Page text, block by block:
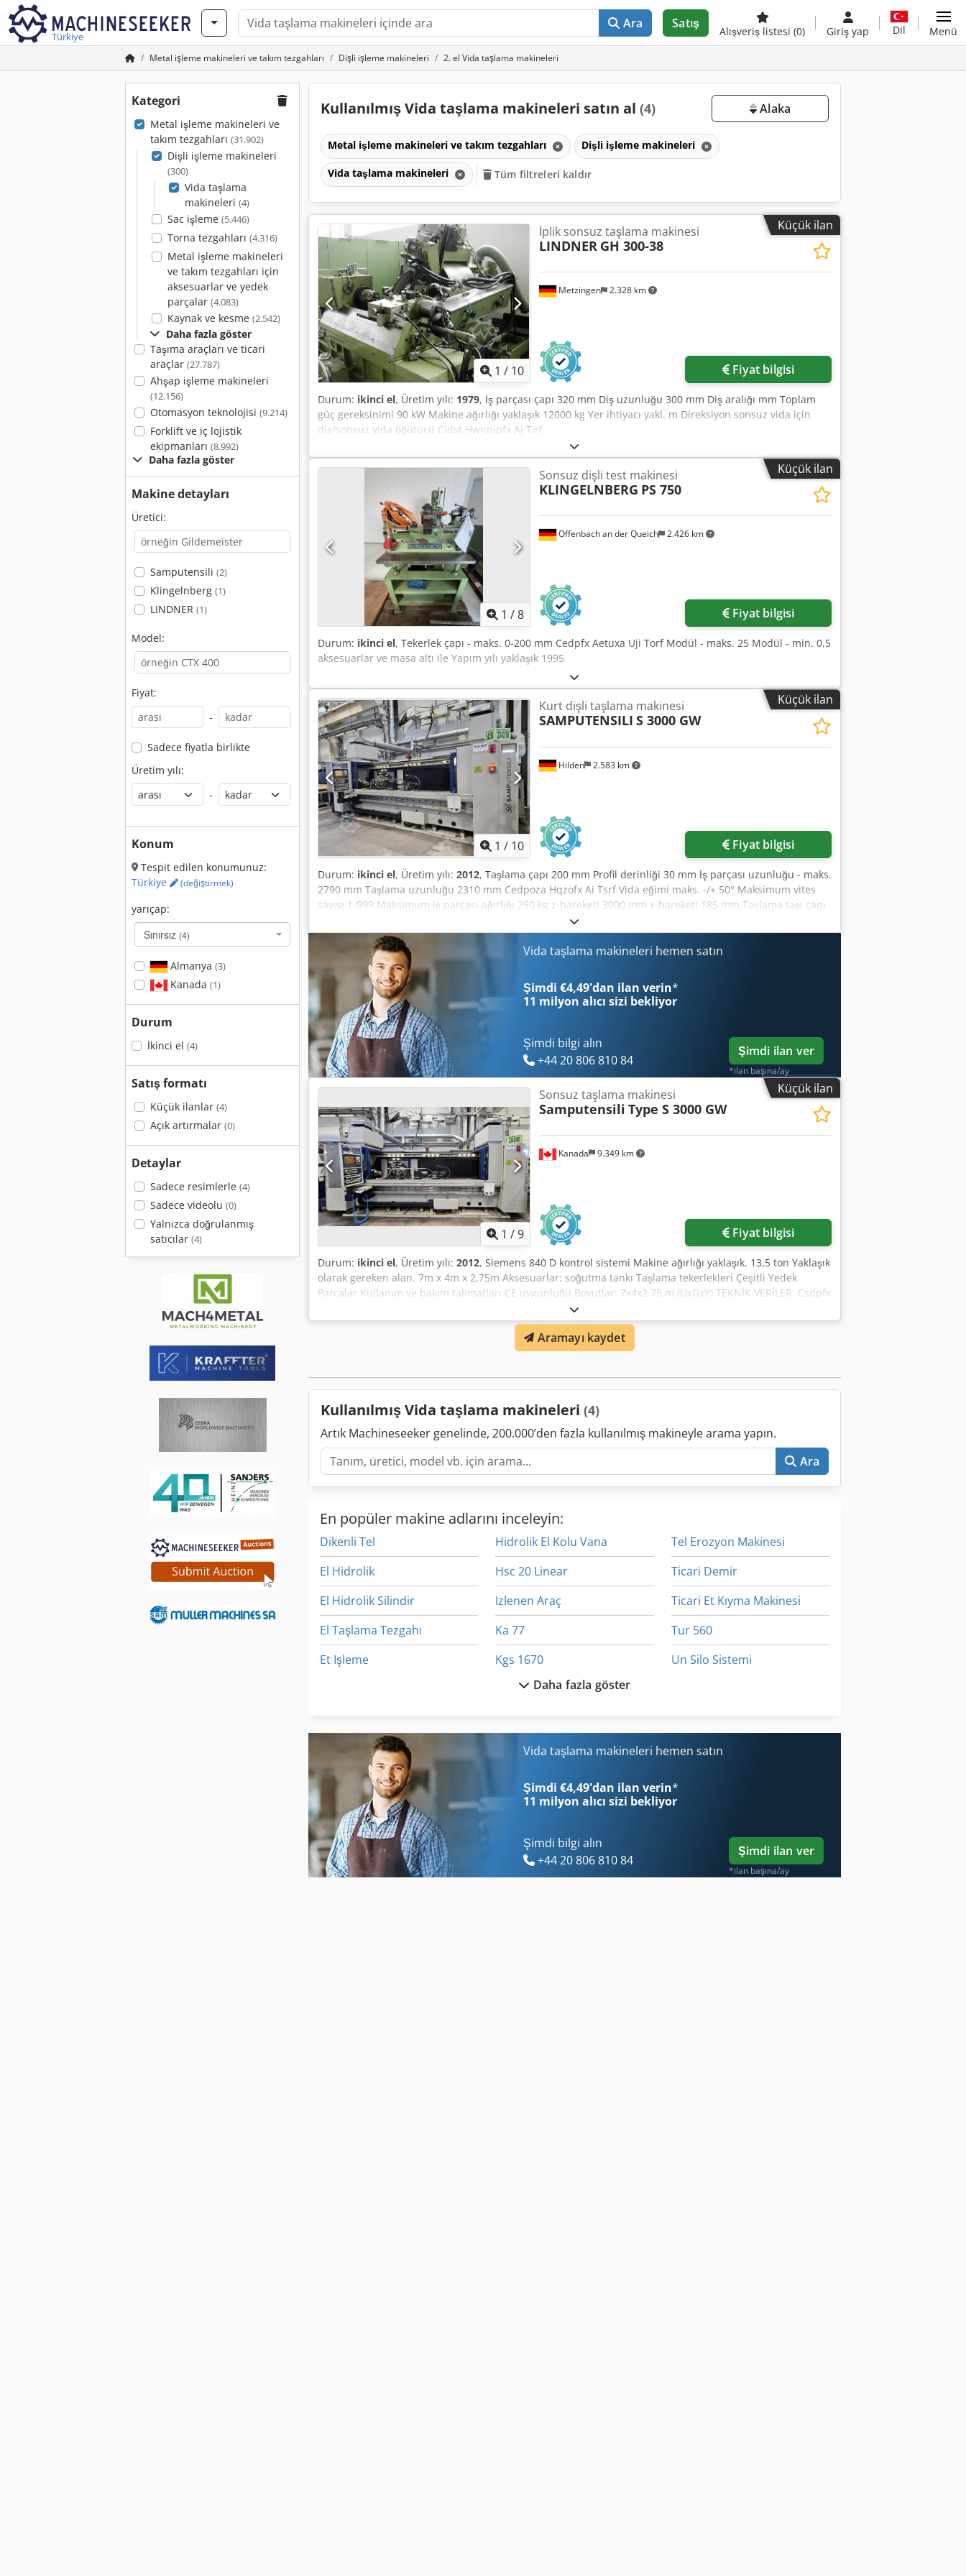
Türkiye
Ara Satış
Alışveriş listesi (0) Giriş yap Dil Menü
Metal işleme makineleri ve takım tezgahları Dişli işleme makineleri 2. el Vida taşlama makineleri
Kategori
Metal işleme makineleri ve
takım tezgahları (31.902)
Dişli işleme makineleri
(300)
Vida taşlama
makineleri (4)
Sac işleme (5.446)
Torna tezgahları (4.316)
Metal işleme makineleri
ve takım tezgahları için
aksesuarlar ve yedek
parçalar (4.083)
Kaynak ve kesme (2.542)
Daha fazla göster
Taşıma araçları ve ticari
araçlar (27.787)
Ahşap işleme makineleri
(12.156)
Otomasyon teknolojisi (9.214)
Forklift ve iç lojistik
ekipmanları (8.992)
Daha fazla göster
Makine detayları
Üretici:
Samputensili (2)
Klingelnberg (1)
LINDNER (1)
Model:
Fiyat:
-
Sadece fiyatla birlikte
Üretim yılı:
-
Konum
Tespit edilen konumunuz:
Türkiye
(değiştirmek)
yarıçap:
Sınırsız (4)
Almanya (3)
Kanada (1)
Durum
İkinci el (4)
Satış formatı
Küçük ilanlar (4)
Açık artırmalar (0)
Detaylar
Sadece resimlerle (4)
Sadece videolu (0)
Yalnızca doğrulanmış
satıcılar (4)
Kullanılmış Vida taşlama makineleri satın al (4) Alaka
Metal işleme makineleri ve takım tezgahları Dişli işleme makineleri
Vida taşlama makineleri Tüm filtreleri kaldır
Küçük ilan
1 / 10
Metzingen 2.328 km
İplik sonsuz taşlama makinesi
LINDNER GH 300-38
Fiyat bilgisi
Durum: ikinci el, Üretim yılı: 1979, İş parçası çapı 320 mm Diş uzunluğu 300 mm Diş aralığı mm Toplam
güç gereksinimi 90 kW Makine ağırlığı yaklaşık 12000 kg Yer ihtiyacı yakl. m Direksiyon sonsuz vida için
diş/sonsuz vida öğütücü Cjdst Hwnpjpfx Ai Tjrf
Küçük ilan
1 /8
Offenbach an der Queich 2.426 km
Sonsuz dişli test makinesi
KLINGELNBERG PS 750
Fiyat bilgisi
Durum: ikinci el, Tekerlek çapı - maks. 0-200 mm Cedpfx Aetuxa Uji Torf Modül - maks. 25 Modül - min. 0,5
aksesuarlar ve masa altı ile Yapım yılı yaklaşık 1995
Küçük ilan
1 / 10
Hilden 2.583 km
Kurt dişli taşlama makinesi
SAMPUTENSILI S 3000 GW
Fiyat bilgisi
Durum: ikinci el, Üretim yılı: 2012, Taşlama çapı 200 mm Profil derinliği 30 mm İş parçası uzunluğu - maks.
2790 mm Taşlama uzunluğu 2310 mm Cedpoza Hqzofx Ai Tsrf Vida eğimi maks. -/+ 50° Maksimum vites
sayısı 1-999 Maksimum iş parçası ağırlığı 250 kg z-hareketi 3000 mm x-hareketi 185 mm Taşlama taşı çapı
maks. 450-330 mm Taşlama taşı kalınlığı (havuzlu) 20-70 mm Rulo çapı 120 mm Taşlama mili devir hızı
1500 - 6000 devir/dak İş parçası mil hızı 0 - 600 devir/dak Eğme ekseni hızı 0-4 1/dak Dresser mili hızı
1500-16000 1/dak Z-Ekseni ilerleme hızı 0-10000 mm/dak X-Ekseni ilerleme hızı 0-10000 mm/dak Toplam
güç ihtiyacı 150 kVA Kontrol ünitesi Siemens Sinumerik 840D SL Makine ağırlığı yaklaşık 30 ton Alan
gereksinimi yaklaşık 10,65 x 5,37 x 2,75 m Ekipman/Aksesuarlar: - Filtre sistemi: KNOLL VL1500/5000 - Çok
sayıda aksesuar – ayrıntılar yakında - Dokümantasyon
Vida taşlama makineleri hemen satın
Şimdi €4,49'dan ilan verin*
11 milyon alıcı sizi bekliyor
Şimdi bilgi alın
+44 20 806 810 84
Şimdi ilan ver
*ilan başına/ay
Küçük ilan
1 /9
Kanada 9.349 km
Sonsuz taşlama makinesi
Samputensili Type S 3000 GW
Fiyat bilgisi
Durum: ikinci el, Üretim yılı: 2012, Siemens 840 D kontrol sistemi Makine ağırlığı yaklaşık. 13,5 ton Yaklaşık
olarak gereken alan. 7m x 4m x 2,75m Aksesuarlar: soğutma tankı Taşlama tekerlekleri Çeşitli Yedek
Parçalar Kullanım ve bakım talimatları CE uygunluğu Boyutlar: 7x4x2,75 m (UxGxY) TEKNİK VERİLER: Csdpfx
Ajxh Rqtoi Terf İş parçası verileri: en fazla. dış çap: 250 mm maks. ile taşlama taşları Ø 450 mm
Maksimum. masanın üzerinde işlenecek çap: 375 mm Giydirilebilir taşlama diskleri için profil derinliği: 40
mm Maksimum. iş parçası uzunluğu: 3.600 mm Maksimum. merkezler arası mesafe (1): 2.800 mm en
fazla. helis açısı: +/- 90° İş parçasının diş sayısı: 1 - 999 Maksimum. iş parçası ağırlığı: 250 kg Çalışma alanı:
Aramayı kaydet
Kullanılmış Vida taşlama makineleri (4)
Artık Machineseeker genelinde, 200.000’den fazla kullanılmış makineyle arama yapın.
Ara
En popüler makine adlarını inceleyin:
Dikenli Tel
El Hidrolik
El Hidrolik Silindir
El Taşlama Tezgahı
Et Işleme
Hidrolik El Kolu Vana
Hsc 20 Linear
Izlenen Araç
Ka 77
Kgs 1670
Sayfa Hub
Teklif Leasing
Tel Erozyon Makinesi
Ticari Demir
Ticari Et Kıyma Makinesi
Tur 560
Un Silo Sistemi
Daha fazla göster
Vida taşlama makineleri hemen satın
Şimdi €4,49'dan ilan verin*
11 milyon alıcı sizi bekliyor
Şimdi bilgi alın
+44 20 806 810 84
Şimdi ilan ver
*ilan başına/ay